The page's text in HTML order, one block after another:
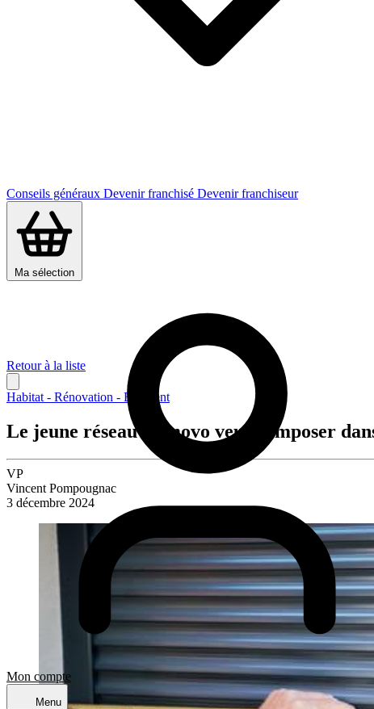
Conseils généraux Devenir franchisé Devenir franchiseur
Ma sélection
Mon compte
Menu
Retour à la liste
Habitat - Rénovation - Bâtiment
Le jeune réseau Removo veut s’imposer
VP
Vincent Pompougnac
3 décembre 2024